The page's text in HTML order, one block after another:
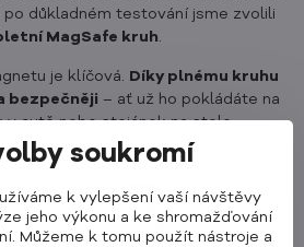
důkladném testování jsme zvolili
MagSafe kruh.
je klíčová. Díky plnému kruhu
bezpečněji – ať už ho pokládáte na
v autě nebo stojánek na stole.
soukromí
k vylepšení vaší návštěvy
jeho výkonu a ke shromažďování
Můžeme k tomu použít nástroje a